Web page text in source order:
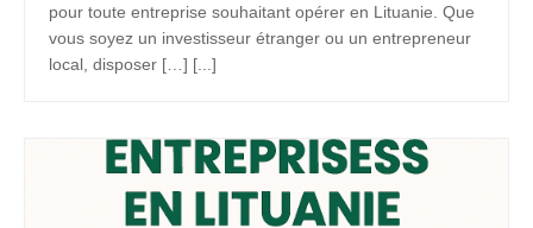
pour toute entreprise souhaitant opérer en Lituanie. Que
vous soyez un investisseur étranger ou un entrepreneur
local, disposer […] [...]